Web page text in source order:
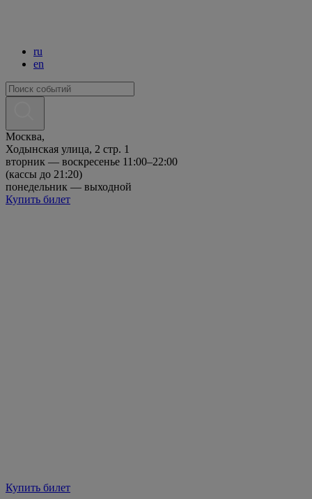
ru
en
Москва,
Ходынская улица, 2 стр. 1
вторник — воскресенье 11:00–22:00
(кассы до 21:20)
понедельник — выходной
Купить билет
Купить билет